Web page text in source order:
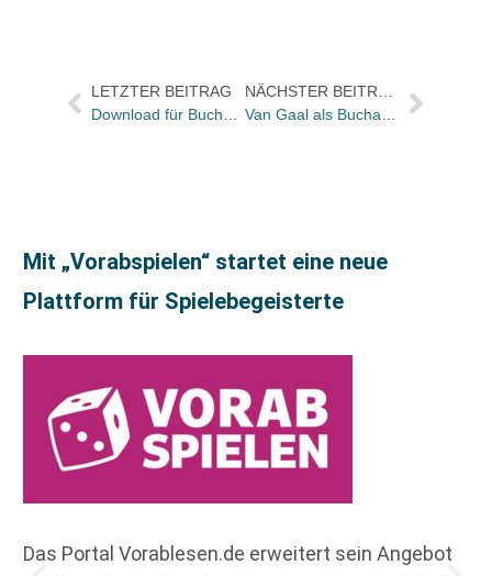
LETZTER BEITRAG
Mit „Vorabspielen“ startet eine neue
Plattform für Spielebegeisterte
Das Portal Vorablesen.de erweitert sein Angebot